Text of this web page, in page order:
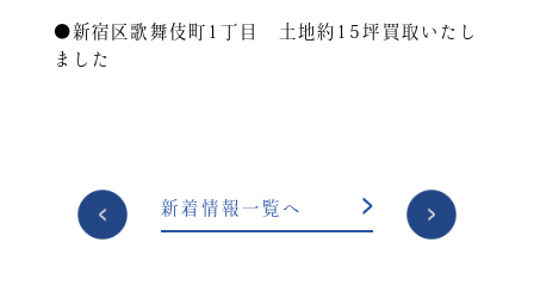
●新宿区歌舞伎町1丁目 土地約15坪買取いたし
ました
投
稿
新着情報一覧へ